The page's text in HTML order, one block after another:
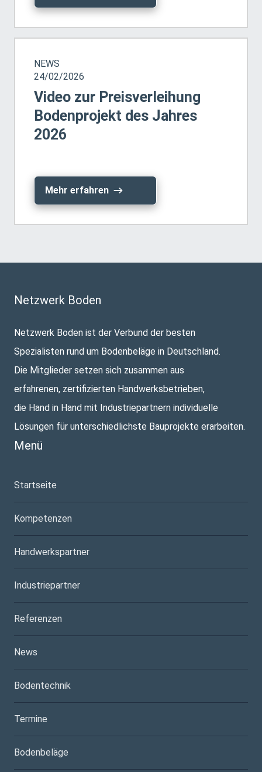
NEWS
24/02/2026
Video zur Preisverleihung
Bodenprojekt des Jahres
2026
Mehr erfahren
Netzwerk Boden
Netzwerk Boden ist der Verbund der besten
Spezialisten rund um Bodenbeläge in Deutschland.
Die Mitglieder setzen sich zusammen aus
erfahrenen, zertifizierten Handwerksbetrieben,
die Hand in Hand mit Industriepartnern individuelle
Lösungen für unterschiedlichste Bauprojekte erarbeiten.
Menü
Startseite
Kompetenzen
Handwerkspartner
Industriepartner
Referenzen
News
Bodentechnik
Termine
Bodenbeläge